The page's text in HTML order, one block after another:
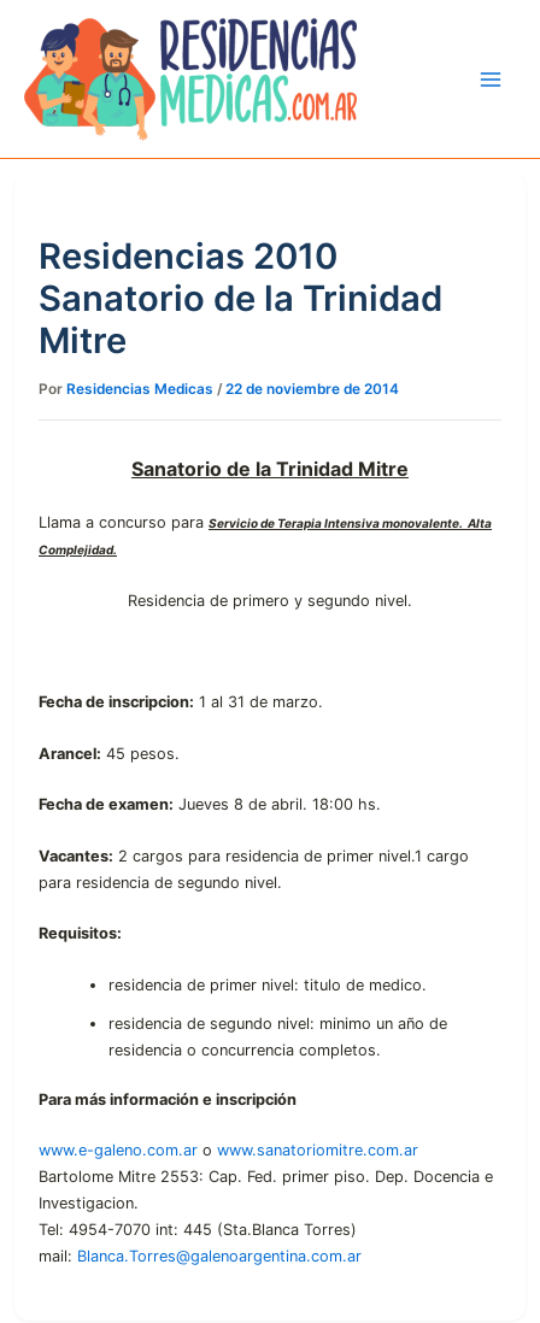
contenido
Residencias 2010
Sanatorio de la Trinidad
Mitre
Por Residencias Medicas /22 de noviembre de 2014
Sanatorio de la Trinidad Mitre
Llama a concurso para Servicio de Terapia Intensiva monovalente. Alta
Complejidad.
Residencia de primero y segundo nivel.
Fecha de inscripcion: 1 al 31 de marzo.
Arancel: 45 pesos.
Fecha de examen: Jueves 8 de abril. 18:00 hs.
Vacantes: 2 cargos para residencia de primer nivel.1 cargo
para residencia de segundo nivel.
Requisitos:
residencia de primer nivel: titulo de medico.
residencia de segundo nivel: minimo un año de
residencia o concurrencia completos.
Para más información e inscripción
www.e-galeno.com.ar o www.sanatoriomitre.com.ar
Bartolome Mitre 2553: Cap. Fed. primer piso. Dep. Docencia e
Investigacion.
Tel: 4954-7070 int: 445 (Sta.Blanca Torres)
mail: Blanca.Torres@galenoargentina.com.ar